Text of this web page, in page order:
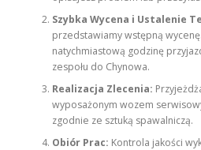
Szybka Wycena i Ustalenie
przedstawiamy wstępną
natychmiastową godzinę
zespołu do Chynowa.
Realizacja Zlecenia:
wyposażonym wozem
zgodnie ze sztuką spawalniczą.
Obiór Prac: Kontrola jakości